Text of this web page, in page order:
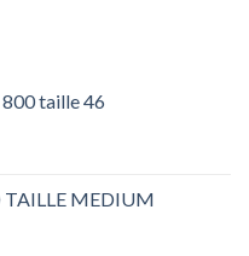
taille 46
:
TAILLE MEDIUM